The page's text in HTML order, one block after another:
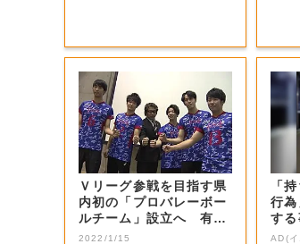
Ｖリーグ参戦を目指す県
内初の「プロバレーボー
ルチーム」設立へ 有望
選手などの受け...
2022/1/15
「
行
す
AD(イ